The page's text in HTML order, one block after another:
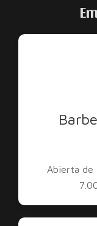
Abierta de